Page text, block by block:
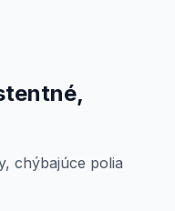
chýbajúce polia